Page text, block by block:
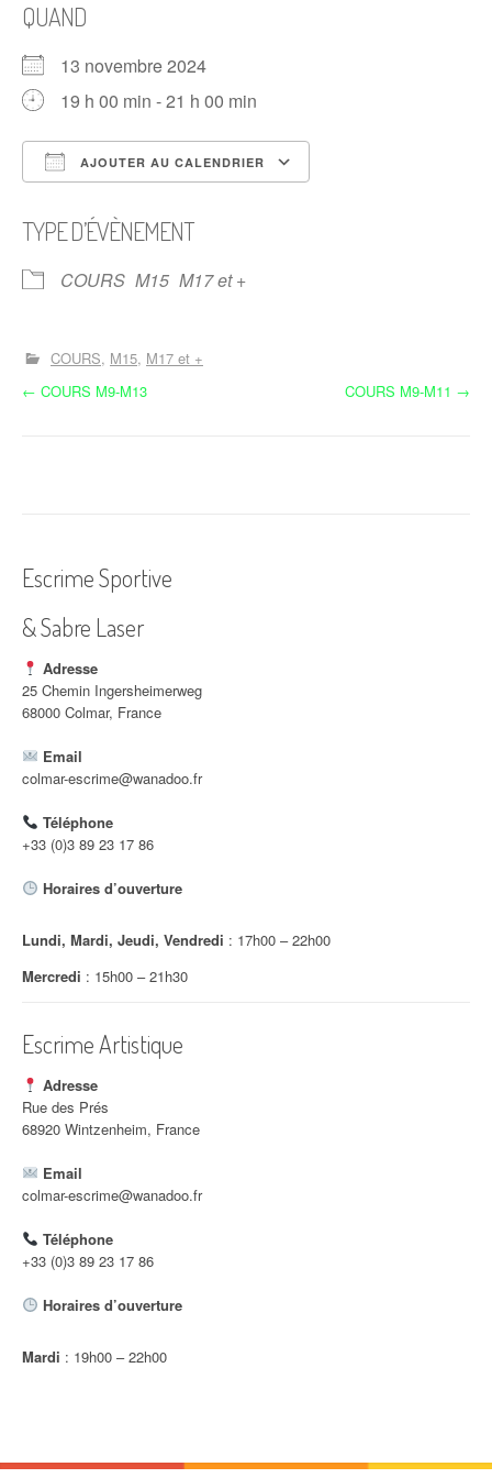
QUAND
13 novembre 2024
19 h 00 min - 21 h 00 min
AJOUTER AU CALENDRIER
TYPE D’ÉVÈNEMENT
COURS M15 M17 et +
COURS M15 M17 et +
N
g
a
t
i
o
n
d
'
a
t
i
c
l
e
← COURS M9-M13 COURS M9-M11 →
Escrime Sportive
& Sabre Laser
Adresse
25 Chemin Ingersheimerweg
68000 Colmar, France
Email
colmar-escrime@wanadoo.fr
Téléphone
+33 (0)3 89 23 17 86
Horaires d’ouverture
Lundi, Mardi, Jeudi, Vendredi : 17h00 – 22h00
Mercredi : 15h00 – 21h30
Escrime Artistique
Adresse
Rue des Prés
68920 Wintzenheim, France
Email
colmar-escrime@wanadoo.fr
Téléphone
+33 (0)3 89 23 17 86
Horaires d’ouverture
Mardi : 19h00 – 22h00